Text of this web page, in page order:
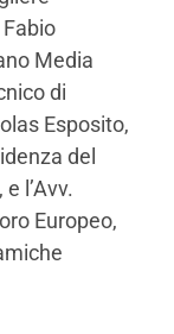
Media
di
Esposito,
del
l’Avv.
Europeo,